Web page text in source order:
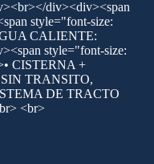
div><div><span
style="font-size:
CALIENTE:
style="font-size:
CISTERNA +
TRANSITO,
DE TRACTO
<br>